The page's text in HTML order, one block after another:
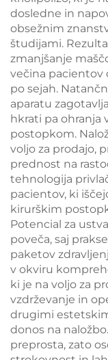
dosledne in
obsežnim
študijami.
zmanjšanje
večina pacientov
po sejah.
aparatu
hkrati pa ohranja
postopkom.
voljo za prodajo,
prednost na
tehnologija
pacientov, ki
kirurškim
Potencial za
poveča, saj
paketov
v okviru
ki je na voljo za
vzdrževanje in
drugimi
donos na
preprosta, zato